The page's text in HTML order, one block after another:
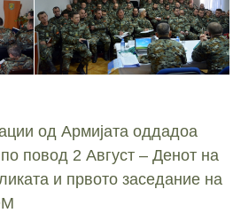
од Армијата оддадоа
повод 2 Август – Денот на
и првото заседание на